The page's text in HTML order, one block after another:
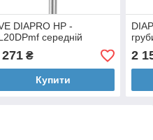
DIAPRO HP -
середній
271₴
Купити
2